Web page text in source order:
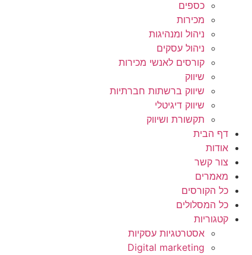
כספים
מכירות
ניהול ומנהיגות
ניהול עסקים
קורסים לאנשי מכירות
שיווק
שיווק ברשתות חברתיות
שיווק דיגיטלי
תקשורת ושיווק
דף הבית
אודות
צור קשר
מאמרים
כל הקורסים
כל המסלולים
קטגוריות
אסטרטגיות עסקיות
Digital marketing